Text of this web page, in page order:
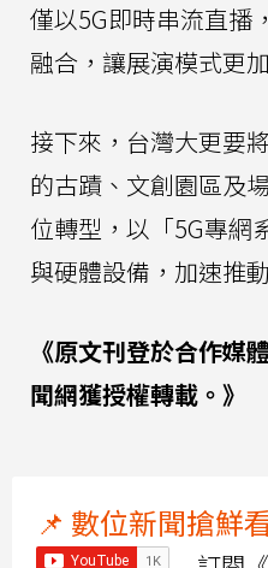
僅以5G即時串流直播
融合，讓展演模式更
接下來，台灣大更要
的古蹟、文創園區及
位轉型，以「5G專網
與硬體設備，加速推
《原文刊登於合作媒體
聞網獲授權轉載。》
📌 數位新聞搶鮮